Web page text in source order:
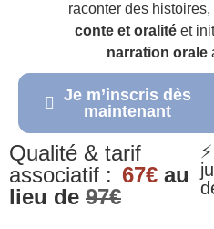
raconter des
conte et oralité et
narration orale
Je m’inscris dès
maintenant
Qualité & tarif
associatif : 67€ au
lieu de 97€